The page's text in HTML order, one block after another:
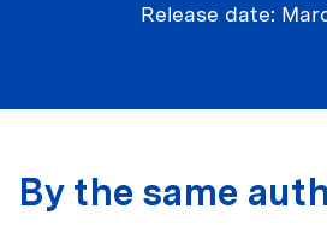
Release date
By the same